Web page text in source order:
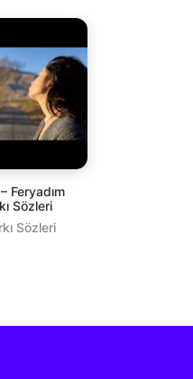
Feryadım
Sözleri
Sözleri